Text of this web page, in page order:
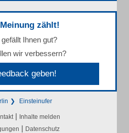
zählt!
Ihnen gut?
wir verbessern?
geben!
Einsteinufer
| Inhalte melden
| Datenschutz